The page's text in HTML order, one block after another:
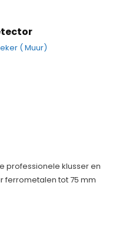
( Muur)
professionele klusser en
ferrometalen tot 75 mm